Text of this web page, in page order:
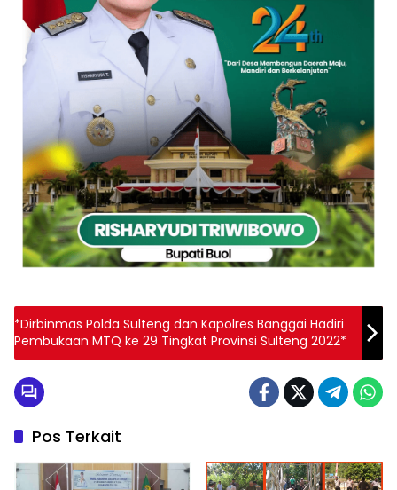
*Dirbinmas Polda Sulteng dan Kapolres Banggai Hadiri
Pembukaan MTQ ke 29 Tingkat Provinsi Sulteng 2022*
Pos Terkait